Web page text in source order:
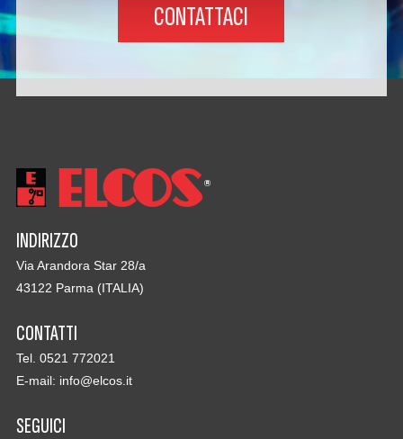
CONTATTACI
INDIRIZZO
Via Arandora Star 28/a
43122 Parma (ITALIA)
CONTATTI
Tel. 0521 772021
E-mail: info@elcos.it
SEGUICI